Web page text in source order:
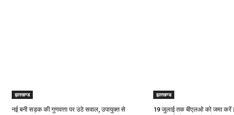
झारखण्ड
नई बनी सड़क की गुणवत्ता पर उठे सवाल, उपायुक्त से
झारखण्ड
19 जुलाई तक बीएलओ को जमा करें